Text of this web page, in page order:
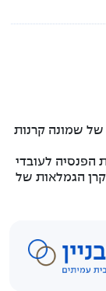
שמונה קרנות
הפנסיה לעובדי
קרן הגמלאות של